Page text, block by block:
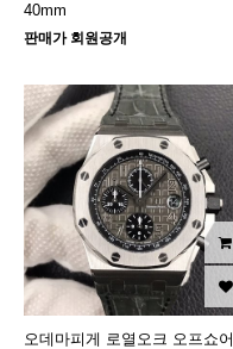
40mm
판매가 회원공개
오데마피게 로열오크 오프쇼어